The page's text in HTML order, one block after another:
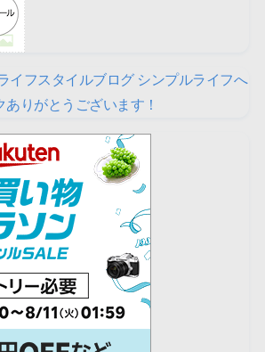
りがとうございます！